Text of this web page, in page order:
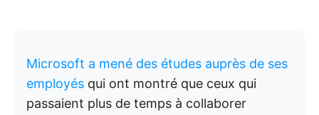
Microsoft a mené des études auprès de ses
employés qui ont montré que ceux qui
passaient plus de temps à collaborer